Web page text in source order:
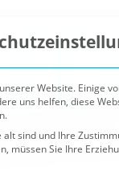
Website. Einige
uns helfen, diese
alt sind und Ihre
müssen Sie Ihre